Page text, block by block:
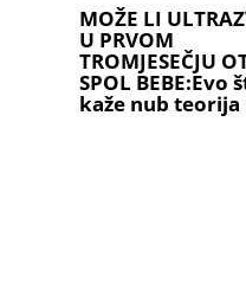
MOŽE LI
U PRVOM
TROMJESEČJU
SPOL BEBE:Evo
kaže nub teorija